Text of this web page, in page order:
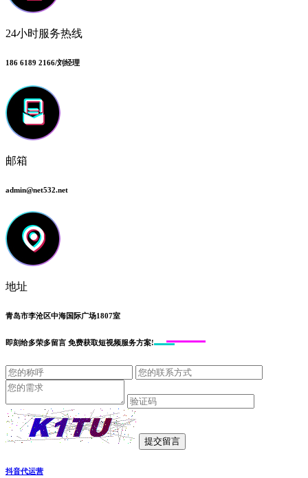
24小时服务热线
186 6189 2166/刘经理
邮箱
admin@net532.net
地址
青岛市李沧区中海国际广场1807室
即刻给多荣多留言 免费获取短视频服务方案!
抖音代运营